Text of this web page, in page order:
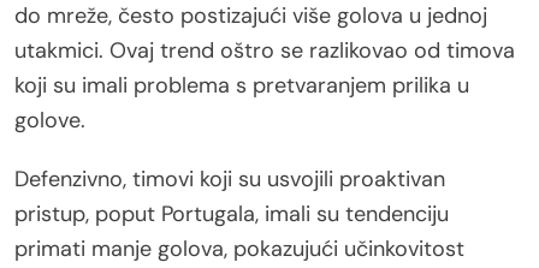
do mreže, često postizajući više golova u jednoj
utakmici. Ovaj trend oštro se razlikovao od timova
koji su imali problema s pretvaranjem prilika u
golove.
Defenzivno, timovi koji su usvojili proaktivan
pristup, poput Portugala, imali su tendenciju
primati manje golova, pokazujući učinkovitost